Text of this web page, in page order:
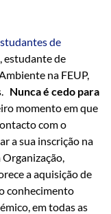
de
estudante de
na FEUP,
Nunca é cedo para
momento em que
com o
a sua inscrição na
a aquisição de
conhecimento
em todas as